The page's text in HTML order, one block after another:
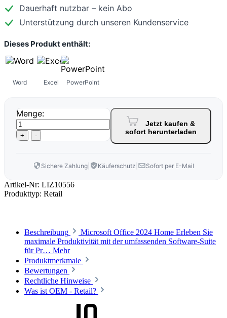
Dauerhaft nutzbar – kein Abo
Unterstützung durch unseren Kundenservice
Dieses Produkt enthält:
Word Excel PowerPoint
Menge:
+ -
Jetzt kaufen &
sofort herunterladen
Sichere Zahlung Käuferschutz Sofort per E-Mail
Artikel-Nr: LIZ10556
Produkttyp: Retail
Beschreibung
Microsoft Office 2024 Home Erleben Sie
maximale Produktivität mit der umfassenden Software-Suite
für Pr… Mehr
Produktmerkmale
Bewertungen
Rechtliche Hinweise
Was ist OEM - Retail?